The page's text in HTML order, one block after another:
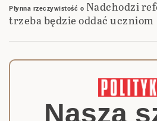
Płynna rzeczywistość o Nadchodzi
trzeba będzie oddać uczniom
Nasza